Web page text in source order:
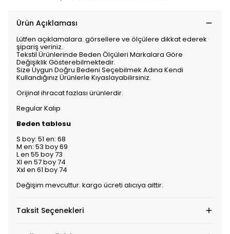
Ürün Açıklaması
Lütfen açıklamalara. görsellere ve ölçülere dikkat ederek
şipariş veriniz.
Tekstil Ürünlerinde Beden Ölçüleri Markalara Göre
Değişiklik Gösterebilmektedir.
Size Uygun Doğru Bedeni Seçebilmek Adına Kendi
Kullandığınız Ürünlerle Kıyaslayabilirsiniz.
Orijinal ihracat fazlası ürünlerdir.
Regular Kalıp
Beden tablosu
S boy: 51 en: 68
M en: 53 boy 69
L en 55 boy 73
Xl en 57 boy 74
Xxl en 61 boy 74
Değişim mevcuttur. kargo ücreti alıcıya aittir.
Taksit Seçenekleri